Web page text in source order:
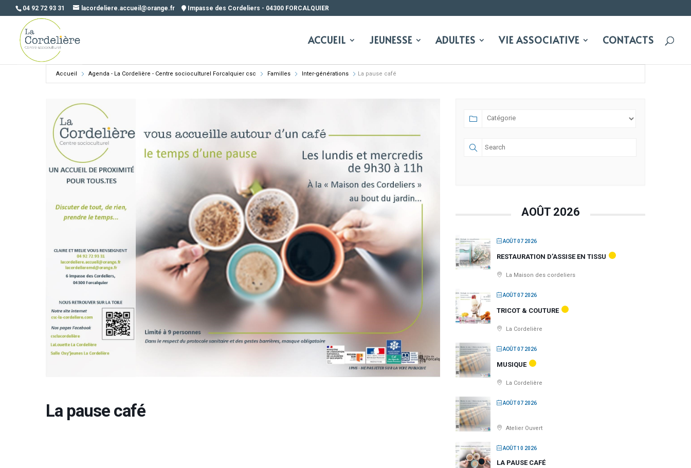
04 92 72 93 31 lacordeliere.accueil@orange.fr Impasse des Cordeliers - 04300 FORCALQUIER
ACCUEIL JEUNESSE ADULTES VIE ASSOCIATIVE CONTACTS
Accueil Agenda - La Cordelière - Centre socioculturel Forcalquier csc Familles Inter-générations La pause café
La pause café
AOÛT 2026
AOÛT 07 2026
RESTAURATION D’ASSISE EN TISSU
La Maison des cordeliers
AOÛT 07 2026
TRICOT & COUTURE
La Cordelière
AOÛT 07 2026
MUSIQUE
La Cordelière
AOÛT 07 2026
Atelier Ouvert
AOÛT 10 2026
LA PAUSE CAFÉ